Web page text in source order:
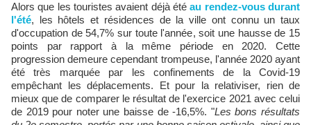
Alors que les touristes avaient déjà étéau rendez-vous durant
l'été, les hôtels et résidences de la ville ont connu un taux
d'occupation de 54,7% sur toute l'année, soit une hausse de 15
points par rapport à la même période en 2020. Cette
progression demeure cependant trompeuse, l'année 2020 ayant
été très marquée par les confinements de la Covid-19
empêchant les déplacements. Et pour la relativiser, rien de
mieux que de comparer le résultat de l'exercice 2021 avec celui
de 2019 pour noter une baisse de -16,5%. "Les bons résultats